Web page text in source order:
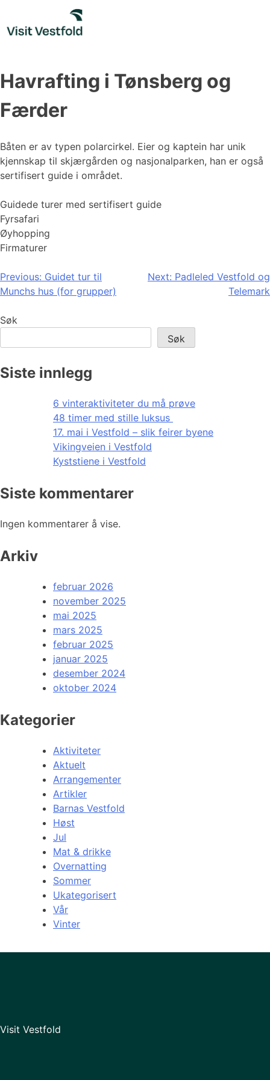
content
Havrafting i Tønsberg og
Færder
Båten er av typen polarcirkel. Eier og kaptein har unik
kjennskap til skjærgården og nasjonalparken, han er også
sertifisert guide i området.
Guidede turer med sertifisert guide
Fyrsafari
Øyhopping
Firmaturer
Innleggsnavigasjon
Previous: Guidet tur til
Munchs hus (for grupper)
Next: Padleled Vestfold og
Telemark
Søk
Søk
Siste innlegg
6 vinteraktiviteter du må prøve
48 timer med stille luksus
17. mai i Vestfold – slik feirer byene
Vikingveien i Vestfold
Kyststiene i Vestfold
Siste kommentarer
Ingen kommentarer å vise.
Arkiv
februar 2026
november 2025
mai 2025
mars 2025
februar 2025
januar 2025
desember 2024
oktober 2024
Kategorier
Aktiviteter
Aktuelt
Arrangementer
Artikler
Barnas Vestfold
Høst
Jul
Mat & drikke
Overnatting
Sommer
Ukategorisert
Vår
Vinter
Visit Vestfold